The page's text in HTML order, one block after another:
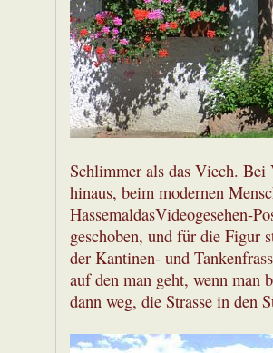
Schlimmer als das Viech. Bei
hinaus, beim modernen
HassemaldasVideogesehen-
geschoben, und für die Figur
der Kantinen- und
auf den man geht, wenn man
dann weg, die Strasse in den